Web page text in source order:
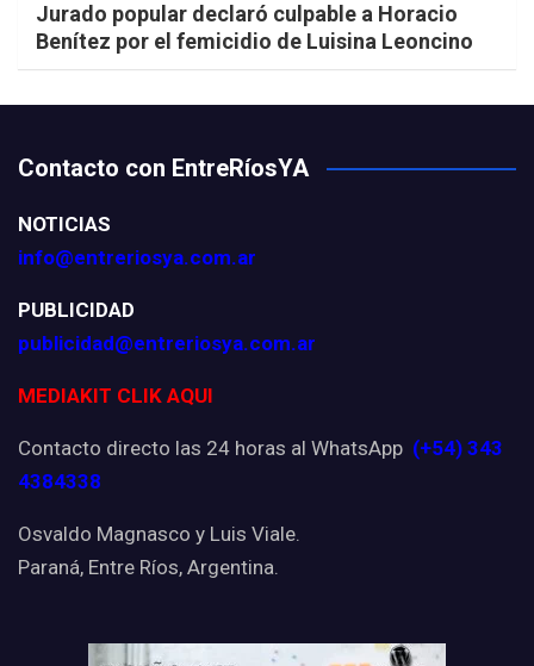
Jurado popular declaró culpable a Horacio
Benítez por el femicidio de Luisina Leoncino
Contacto con EntreRíosYA
NOTICIAS
info@entreriosya.com.ar
PUBLICIDAD
publicidad@entreriosya.com.ar
MEDIAKIT CLIK AQUI
Contacto directo las 24 horas al WhatsApp (+54) 343
4384338
Osvaldo Magnasco y Luis Viale.
Paraná, Entre Ríos, Argentina.